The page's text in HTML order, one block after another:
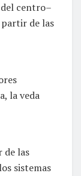
centro–
partir de las
la veda
de las
sistemas